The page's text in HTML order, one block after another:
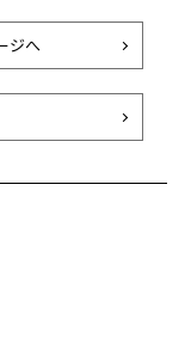
ジへ